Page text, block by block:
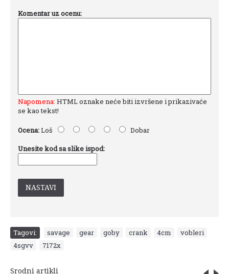
Komentar uz ocenu:
Napomena: HTML oznake neće biti izvršene i prikazivaće
se kao tekst!
Ocena:Loš
Dobar
Unesite kod sa slike ispod:
NASTAVI
Tagovi: savage gear goby crank 4cm vobleri
4sgvv
7172x
Srodni artikli